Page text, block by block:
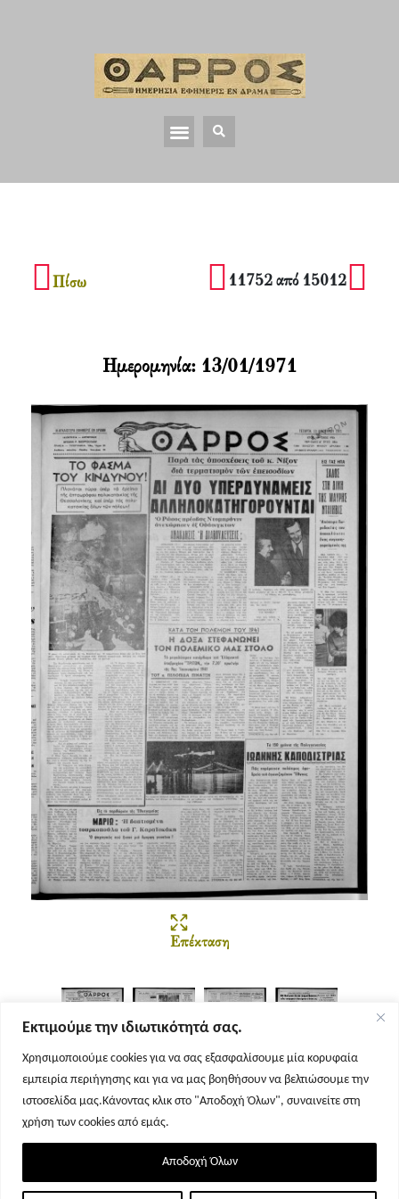
Εκτιμούμε την ιδιωτικότητά σας.
Χρησιμοποιούμε cookies για να σας εξασφαλίσουμε μία κορυφαία
εμπειρία περιήγησης και για να μας βοηθήσουν να βελτιώσουμε την
ιστοσελίδα μας.Κάνοντας κλικ στο "Αποδοχή Όλων", συναινείτε στη
χρήση των cookies από εμάς.
Αποδοχή Όλων
Πίσω 11752 από 15012
Επέκταση
Σελίδα 1 Σελίδα 2 Σελίδα 3 Σελίδα 4
Ημερομηνία: 13/01/1971